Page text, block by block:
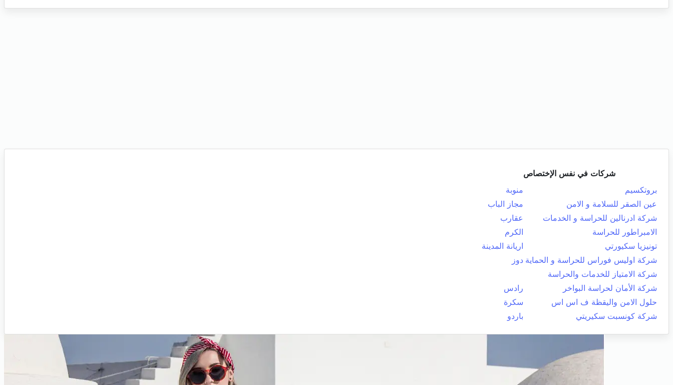
شركات في نفس الإختصاص
بروتكسيم
منوبة
عين الصقر للسلامة و الامن
مجاز الباب
شركة ادرنالين للحراسة و الخدمات
عقارب
الامبراطور للحراسة
الكرم
تونيزيا سكيورتي
اريانة المدينة
شركة اوليس فوراس للحراسة و الحماية دوز
شركة الامتياز للخدمات والحراسة
شركة الأمان لحراسة البواخر
رادس
حلول الامن واليقظة ف اس اس
سكرة
شركة كونسبت سكيريتي
باردو